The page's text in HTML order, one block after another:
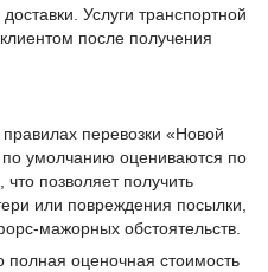
Услуги транспортной
после получения
перевозки «Новой
умолчанию оцениваются по
что позволяет получить
или повреждения посылки,
мажорных обстоятельств.
полная оценочная стоимость